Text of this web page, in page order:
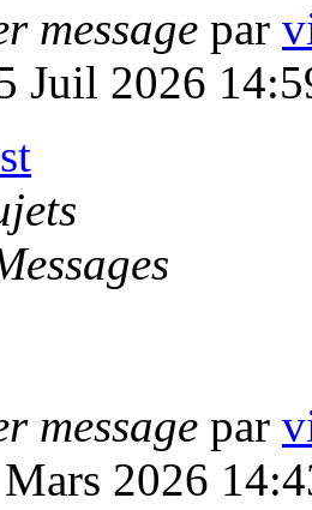
message par
Juil 2026
message par
2026